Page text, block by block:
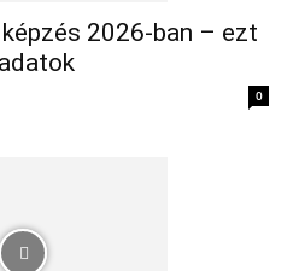
2026-ban – ezt
0